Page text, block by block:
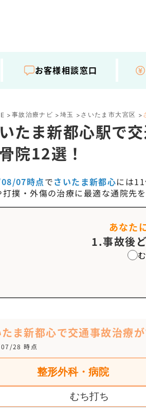
お客様相談窓口
> 事故治療ナビ > 埼玉 > さいたま市大宮区 >
たま新都心駅で
院12選！
07時点でさいたま新都心には11
撲・外傷の治療に最適な通院先を
あなた
1.事故後
たま新都心で交通事故治療
28 時点
整形外科・病院
むち打ち